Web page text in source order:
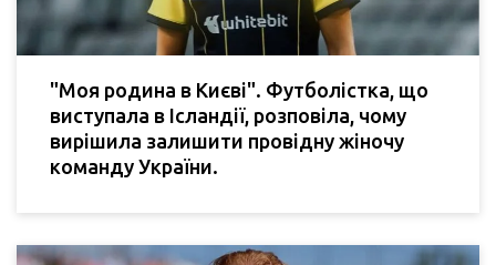
"Моя родина в Києві". Футболістка, що
виступала в Ісландії, розповіла, чому
вирішила залишити провідну жіночу
команду України.